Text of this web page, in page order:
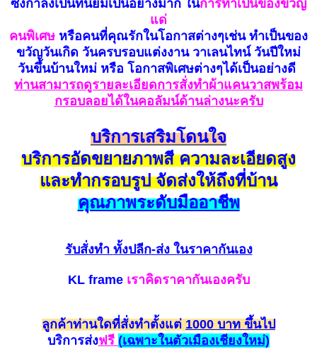
ซึ่งกำลังเป็นที่นิยมเป็นอย่างมาก ในการทำเป็นของขวัญ
แด่
คนพิเศษ หรือคนที่คุณรักในโอกาสต่างๆเช่น ทำเป็นของ
ขวัญวันเกิด วันครบรอบแต่งงาน วาเลนไทน์ วันปีใหม่
วันขึ้นบ้านใหม่ หรือ โอกาสพิเศษต่างๆได้เป็นอย่างดี
ท่านสามารถดูรายละเอียดการสั่งทำผ้าแคนวาสพร้อม
กรอบลอยได้ในคอลัมน์ด้านล่างนะครับ
บริการเสริมโดนใจ
บริการอัดขยายภาพสี ความละเอียดสูง
และทำกรอบรูป จัดส่งให้ถึงที่บ้าน
คุณภาพระดับมืออาชีพ
รับสั่งทำ ทั้งปลีก-ส่ง ในราคากันเอง
KL frame เราคิดราคากันเองครับ
ลูกค้าท่านใดที่สั่งทำตั้งแต่ 1000 บาท ขึ้นไป
บริการส่งฟรี (เฉพาะในตัวเมืองเชียงใหม่)